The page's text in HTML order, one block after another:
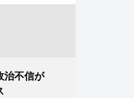
治不信が